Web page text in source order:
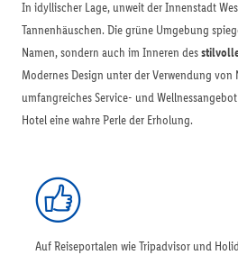
In idyllischer Lage, unweit der Innenstadt
Tannenhäuschen. Die grüne Umgebung
Namen, sondern auch im Inneren des
Modernes Design unter der Verwendung von
umfangreiches Service- und
Hotel eine wahre Perle der Erholung.
Auf Reiseportalen wie Tripadvisor und